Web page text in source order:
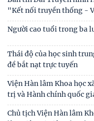
Tin mới
Hội thảo khoa học quốc
Sáng kiến của Cộng hòa
"Kết nối truyền thống -
Thái độ của học sinh
đề bắt nạt trực tuyến